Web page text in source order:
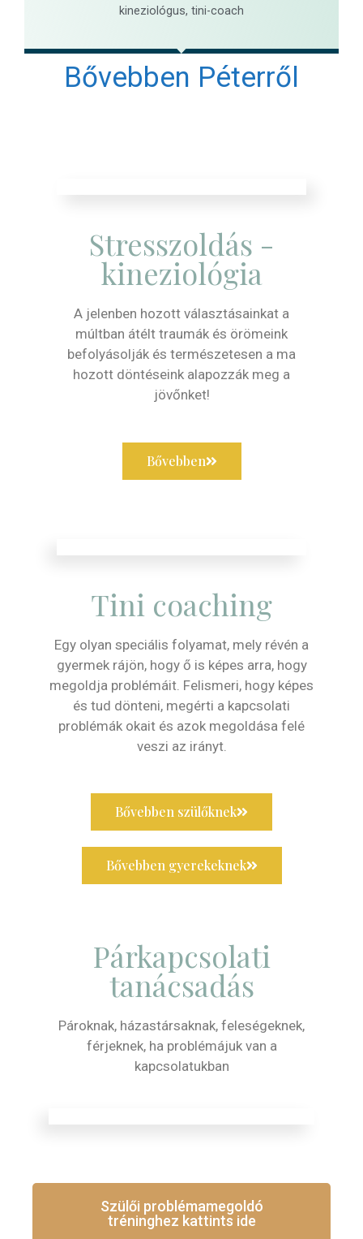
kineziológus, tini-coach
Bővebben Péterről
Stresszoldás -
kineziológia
A jelenben hozott választásainkat a
múltban átélt traumák és örömeink
befolyásolják és természetesen a ma
hozott döntéseink alapozzák meg a
jövőnket!
Bővebben
Tini coaching
Egy olyan speciális folyamat, mely révén a
gyermek rájön, hogy ő is képes arra, hogy
megoldja problémáit. Felismeri, hogy képes
és tud dönteni, megérti a kapcsolati
problémák okait és azok megoldása felé
veszi az irányt.
Bővebben szülőknek
Bővebben gyerekeknek
Párkapcsolati
tanácsadás
Pároknak, házastársaknak, feleségeknek,
férjeknek, ha problémájuk van a
kapcsolatukban
Szülői problémamegoldó
tréninghez kattints ide